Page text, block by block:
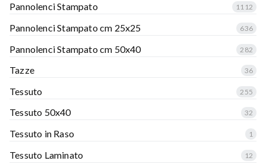
Pannolenci Stampato 1112
Pannolenci Stampato cm 25x25 636
Pannolenci Stampato cm 50x40 282
Tazze 36
Tessuto 255
Tessuto 50x40 32
Tessuto in Raso 1
Tessuto Laminato 12